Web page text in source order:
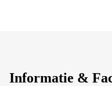
Informatie &